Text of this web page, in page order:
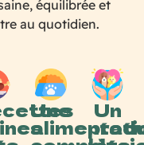
équilibrée et
au quotidien.
Une Un